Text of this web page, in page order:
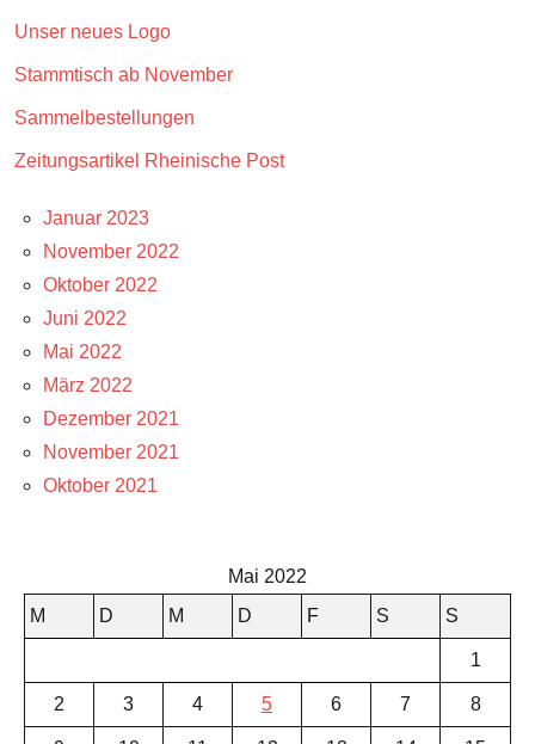
Unser neues Logo
Stammtisch ab November
Sammelbestellungen
Zeitungsartikel Rheinische Post
Januar 2023
November 2022
Oktober 2022
Juni 2022
Mai 2022
März 2022
Dezember 2021
November 2021
Oktober 2021
Mai 2022
M
D M D F S S
1
2 3 4 5 6 7 8